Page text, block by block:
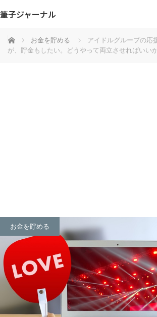
筆子ジャーナル
ホーム お金を貯める
アイドルグループの応
が、貯金もしたい。どうやって両立させればいいか
お金を貯める